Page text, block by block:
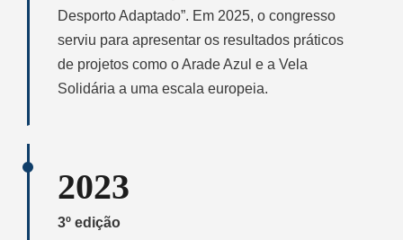
Desporto Adaptado”. Em 2025, o congresso
serviu para apresentar os resultados práticos
de projetos como o Arade Azul e a Vela
Solidária a uma escala europeia.
2023
3º edição